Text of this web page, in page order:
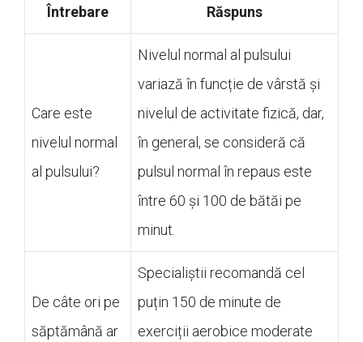
Întrebare Răspuns
Care este
nivelul normal
al pulsului?
Nivelul normal al pulsului
variază în funcție de vârstă și
nivelul de activitate fizică, dar,
în general, se consideră că
pulsul normal în repaus este
între 60 și 100 de bătăi pe
minut.
De câte ori pe
săptămână ar
Specialiștii recomandă cel
puțin 150 de minute de
exerciții aerobice moderate